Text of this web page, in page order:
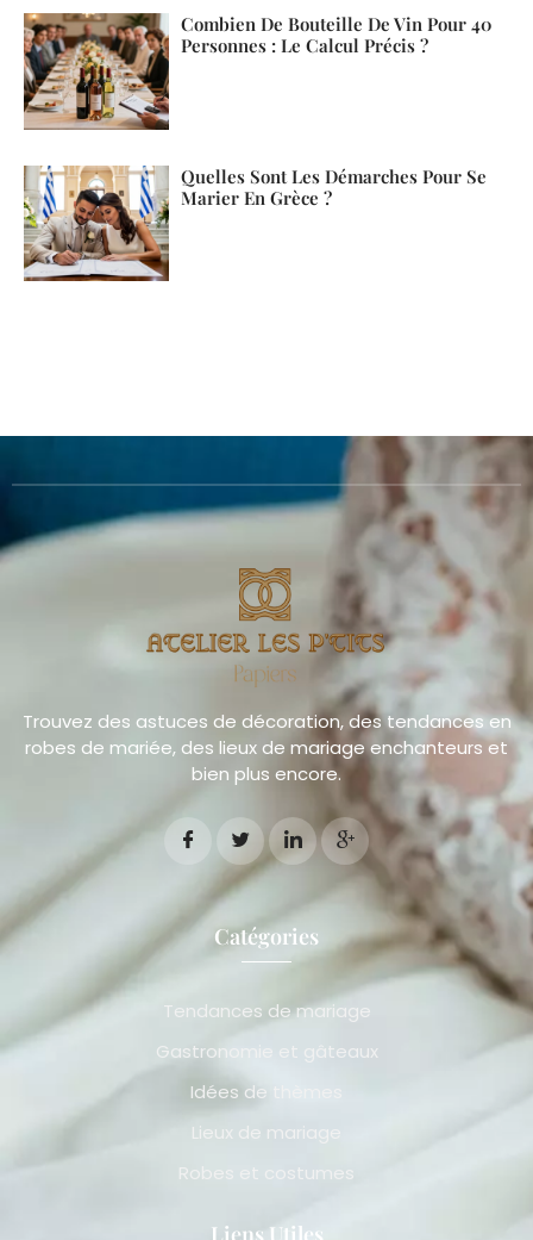
Combien De Bouteille De Vin Pour 40
Personnes : Le Calcul Précis ?
Quelles Sont Les Démarches Pour Se
Marier En Grèce ?
Trouvez des astuces de décoration, des tendances en
robes de mariée, des lieux de mariage enchanteurs et
bien plus encore.
Catégories
Tendances de mariage
Gastronomie et gâteaux
Idées de thèmes
Lieux de mariage
Robes et costumes
Liens Utiles